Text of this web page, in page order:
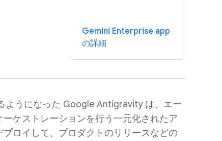
Gemini Enterprise app
の詳細
ようになった Google Antigravity は、エー
ケストレーションを行う一元化されたア
ロイして、プロダクトのリリースなどの